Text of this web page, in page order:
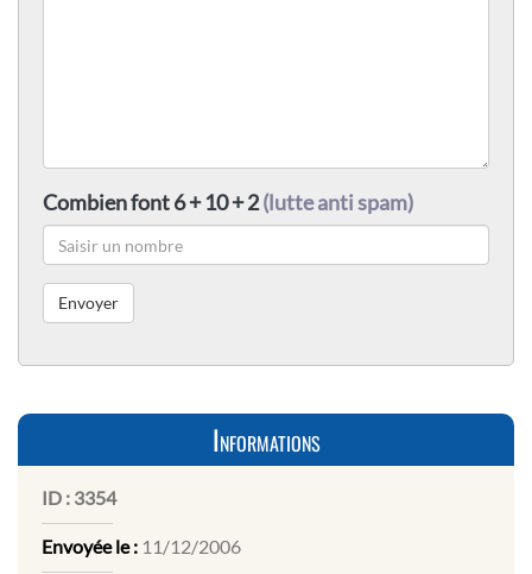
Combien font 6 + 10 + 2(lutte anti spam)
Informations
ID : 3354
Envoyée le : 11/12/2006